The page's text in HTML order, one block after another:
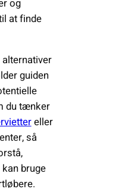
og
at finde
guiden
du tænker
eller
så
bruge